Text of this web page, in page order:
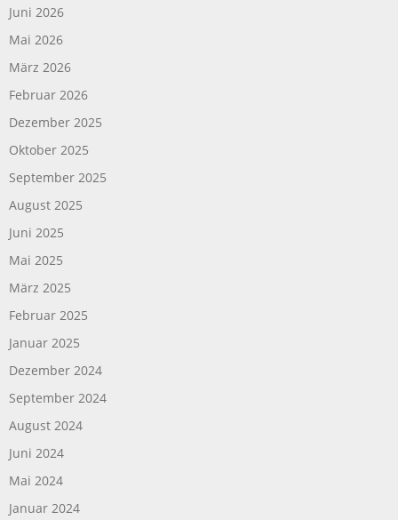
Juni 2026
Mai 2026
März 2026
Februar 2026
Dezember 2025
Oktober 2025
September 2025
August 2025
Juni 2025
Mai 2025
März 2025
Februar 2025
Januar 2025
Dezember 2024
September 2024
August 2024
Juni 2024
Mai 2024
Januar 2024